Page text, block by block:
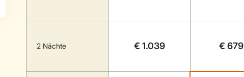
2 Nächte € 1.039 € 679